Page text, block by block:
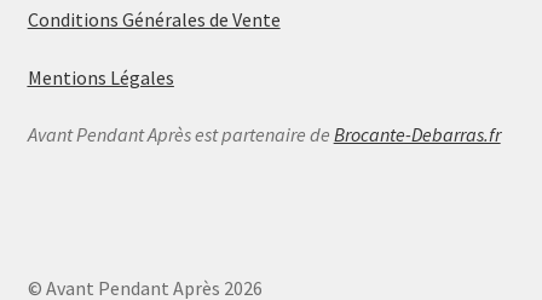
Conditions Générales de Vente
Mentions Légales
Avant Pendant Après est partenaire de Brocante-Debarras.fr
© Avant Pendant Après 2026